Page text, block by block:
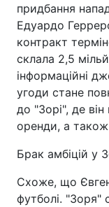
придбання
Едуардо
контракт
склала 2,5
інформаційні
угоди стане
до "Зорі", де
оренди, а
Брак амбіцій у
Схоже, що
футболі.